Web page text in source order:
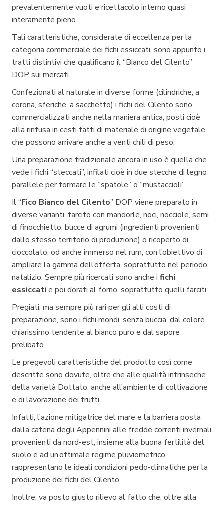
prevalentemente vuoti e ricettacolo interno quasi
interamente pieno.
Tali caratteristiche, considerate di eccellenza per la
categoria commerciale dei fichi essiccati, sono appunto i
tratti distintivi che qualificano il “Bianco del Cilento”
DOP sui mercati.
Confezionati al naturale in diverse forme (cilindriche, a
corona, sferiche, a sacchetto) i fichi del Cilento sono
commercializzati anche nella maniera antica, posti cioè
alla rinfusa in cesti fatti di materiale di origine vegetale
che possono arrivare anche a venti chili di peso.
Una preparazione tradizionale ancora in uso è quella che
vede i fichi “steccati”, infilati cioè in due stecche di legno
parallele per formare le “spatole” o “mustaccioli”.
Il “Fico Bianco del Cilento” DOP viene preparato in
diverse varianti, farcito con mandorle, noci, nocciole, semi
di finocchietto, bucce di agrumi (ingredienti provenienti
dallo stesso territorio di produzione) o ricoperto di
cioccolato, od anche immerso nel rum, con l’obiettivo di
ampliare la gamma dell’offerta, soprattutto nel periodo
natalizio. Sempre più ricercati sono anche ifichi
essiccati e poi dorati al forno, soprattutto quelli farciti.
Pregiati, ma sempre più rari per gli alti costi di
preparazione, sono i fichi mondi, senza buccia, dal colore
chiarissimo tendente al bianco puro e dal sapore
prelibato.
Le pregevoli caratteristiche del prodotto così come
descritte sono dovute, oltre che alle qualità intrinseche
della varietà Dottato, anche all’ambiente di coltivazione
e di lavorazione dei frutti.
Infatti, l’azione mitigatrice del mare e la barriera posta
dalla catena degli Appennini alle fredde correnti invernali
provenienti da nord-est, insieme alla buona fertilità del
suolo e ad un’ottimale regime pluviometrico,
rappresentano le ideali condizioni pedo-climatiche per la
produzione dei fichi del Cilento.
Inoltre, va posto giusto rilievo al fatto che, oltre alla